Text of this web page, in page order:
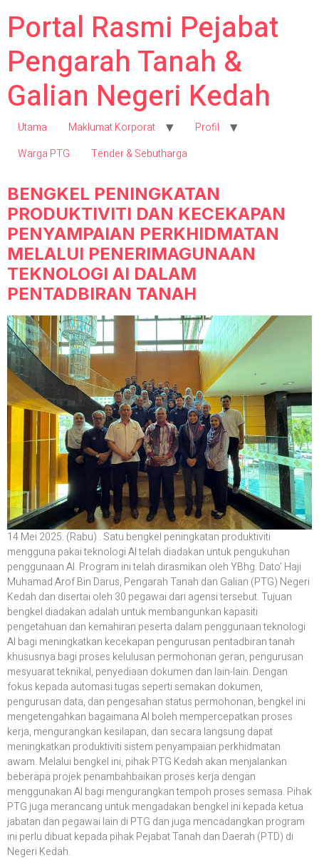
Portal Rasmi Pejabat
Pengarah Tanah &
Galian Negeri Kedah
Utama Maklumat Korporat
Profil
Warga PTG
Tender & Sebutharga
BENGKEL PENINGKATAN
PRODUKTIVITI DAN KECEKAPAN
PENYAMPAIAN PERKHIDMATAN
MELALUI PENERIMAGUNAAN
TEKNOLOGI AI DALAM
PENTADBIRAN TANAH
14 Mei 2025. (Rabu) . Satu bengkel peningkatan produktiviti
mengguna pakai teknologi AI telah diadakan untuk pengukuhan
penggunaan AI. Program ini telah dirasmikan oleh YBhg. Dato’ Haji
Muhamad Arof Bin Darus, Pengarah Tanah dan Galian (PTG) Negeri
Kedah dan disertai oleh 30 pegawai dari agensi tersebut. Tujuan
bengkel diadakan adalah untuk membangunkan kapasiti
pengetahuan dan kemahiran peserta dalam penggunaan teknologi
AI bagi meningkatkan kecekapan pengurusan pentadbiran tanah
khususnya bagi proses kelulusan permohonan geran, pengurusan
mesyuarat teknikal, penyediaan dokumen dan lain-lain. Dengan
fokus kepada automasi tugas seperti semakan dokumen,
pengurusan data, dan pengesahan status permohonan, bengkel ini
mengetengahkan bagaimana AI boleh mempercepatkan proses
kerja, mengurangkan kesilapan, dan secara langsung dapat
meningkatkan produktiviti sistem penyampaian perkhidmatan
awam. Melalui bengkel ini, pihak PTG Kedah akan menjalankan
beberapa projek penambahbaikan proses kerja dengan
menggunakan AI bagi mengurangkan tempoh proses semasa. Pihak
PTG juga merancang untuk mengadakan bengkel ini kepada ketua
jabatan dan pegawai lain di PTG dan juga mencadangkan program
ini perlu dibuat kepada pihak Pejabat Tanah dan Daerah (PTD) di
Negeri Kedah.